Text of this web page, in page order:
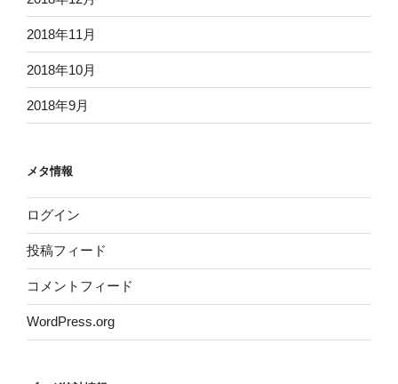
2018年11月
2018年10月
2018年9月
メタ情報
ログイン
投稿フィード
コメントフィード
WordPress.org